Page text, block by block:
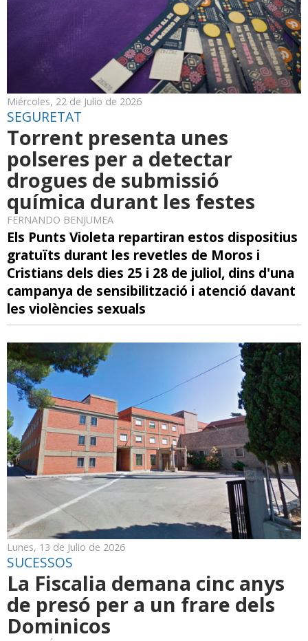
Miércoles, 22 de Julio de 2026
SEGURETAT
Torrent presenta unes
polseres per a detectar
drogues de submissió
química durant les festes
FERNANDO BENJUMEA
Els Punts Violeta repartiran estos dispositius
gratuïts durant les revetles de Moros i
Cristians dels dies 25 i 28 de juliol, dins d'una
campanya de sensibilització i atenció davant
les violències sexuals
Lunes, 13 de Julio de 2026
SUCESSOS
La Fiscalia demana cinc anys
de presó per a un frare dels
Dominicos